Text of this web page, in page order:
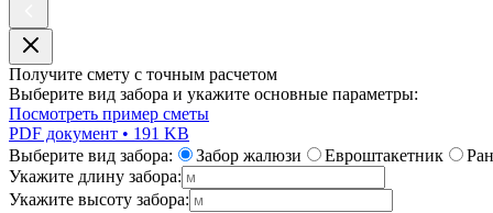
Получите смету с точным расчетом
Выберите вид забора и укажите основные параметры:
Посмотреть пример сметы
PDF документ • 191 KB
Выберите вид забора:
Забор жалюзи Евроштакетник
Укажите длину забора:
Укажите высоту забора: